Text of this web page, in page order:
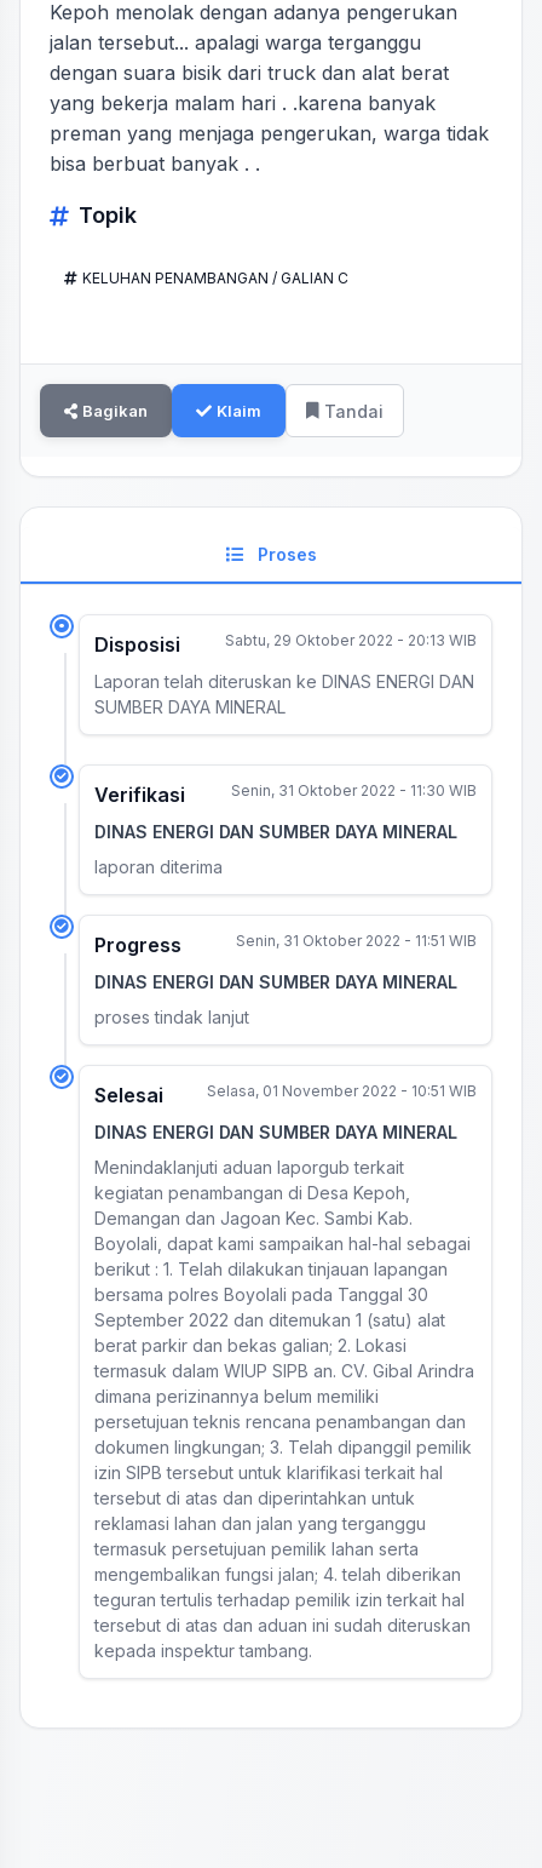
Kepoh menolak dengan adanya pengerukan
jalan tersebut... apalagi warga terganggu
dengan suara bisik dari truck dan alat berat
yang bekerja malam hari . .karena banyak
preman yang menjaga pengerukan, warga tidak
bisa berbuat banyak . .
Topik
KELUHAN PENAMBANGAN / GALIAN C
Bagikan Klaim Tandai
Proses
Disposisi Sabtu, 29 Oktober 2022 - 20:13 WIB
Laporan telah diteruskan ke DINAS ENERGI DAN
SUMBER DAYA MINERAL
Verifikasi Senin, 31 Oktober 2022 - 11:30 WIB
DINAS ENERGI DAN SUMBER DAYA MINERAL
laporan diterima
Progress Senin, 31 Oktober 2022 - 11:51 WIB
DINAS ENERGI DAN SUMBER DAYA MINERAL
proses tindak lanjut
Selesai Selasa, 01 November 2022 - 10:51 WIB
DINAS ENERGI DAN SUMBER DAYA MINERAL
Menindaklanjuti aduan laporgub terkait
kegiatan penambangan di Desa Kepoh,
Demangan dan Jagoan Kec. Sambi Kab.
Boyolali, dapat kami sampaikan hal-hal sebagai
berikut : 1. Telah dilakukan tinjauan lapangan
bersama polres Boyolali pada Tanggal 30
September 2022 dan ditemukan 1 (satu) alat
berat parkir dan bekas galian; 2. Lokasi
termasuk dalam WIUP SIPB an. CV. Gibal Arindra
dimana perizinannya belum memiliki
persetujuan teknis rencana penambangan dan
dokumen lingkungan; 3. Telah dipanggil pemilik
izin SIPB tersebut untuk klarifikasi terkait hal
tersebut di atas dan diperintahkan untuk
reklamasi lahan dan jalan yang terganggu
termasuk persetujuan pemilik lahan serta
mengembalikan fungsi jalan; 4. telah diberikan
teguran tertulis terhadap pemilik izin terkait hal
tersebut di atas dan aduan ini sudah diteruskan
kepada inspektur tambang.